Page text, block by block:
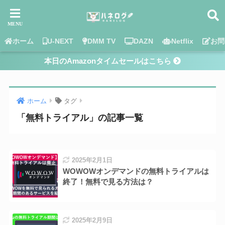
ホーム U-NEXT DMM TV DAZN Netflix お
本日のAmazonタイムセールはこちら
ホーム タグ
「無料トライアル」の記事一覧
2025年2月1日
WOWOWオンデマンドの無料トライアルは
終了！無料で見る方法は？
2025年2月9日